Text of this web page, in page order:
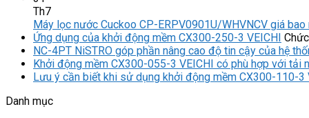
Th7
Máy lọc nước Cuckoo CP-ERPV0901U/WHVNCV giá bao
Ứng dụng của khởi động mềm CX300-250-3 VEICHI
NC-4PT NiSTRO góp phần nâng cao độ tin cậy của hệ
Khởi động mềm CX300-055-3 VEICHI có phù hợp với tải
Lưu ý cần biết khi sử dụng khởi động mềm CX300-110-3
Danh mục